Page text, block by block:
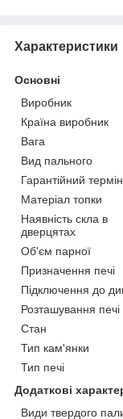
Характеристики
Основні
Виробник
Країна виробник
Вага
Вид пального
Гарантійний термін
Матеріал топки
Наявність скла в
дверцятах
Об'єм парної
Призначення печі
Підключення до
Розташування печі
Стан
Тип кам'янки
Тип печі
Додаткові
Види твердого